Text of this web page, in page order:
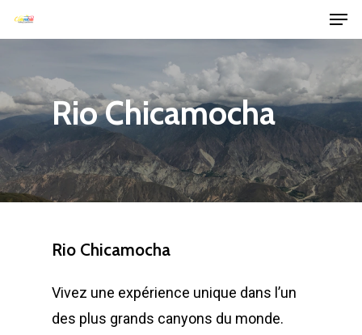
Hit enter to search or ESC to close
RioChicamocha
Rio Chicamocha
Vivez une expérience unique dans l’un
des plus grands canyons du monde.